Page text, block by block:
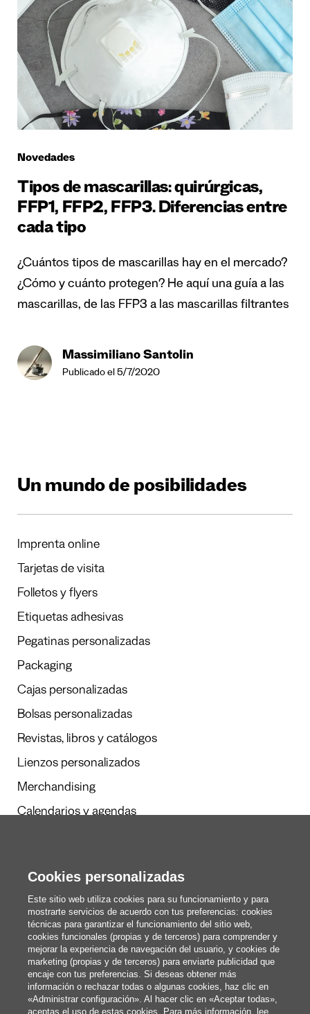
Novedades
Tipos de mascarillas: quirúrgicas,
FFP1, FFP2, FFP3. Diferencias entre
cada tipo
¿Cuántos tipos de mascarillas hay en el mercado?
¿Cómo y cuánto protegen? He aquí una guía a las
mascarillas, de las FFP3 a las mascarillas filtrantes
Massimiliano Santolin
Publicado el 5/7/2020
Un mundo de posibilidades
Imprenta online
Tarjetas de visita
Folletos y flyers
Etiquetas adhesivas
Pegatinas personalizadas
Packaging
Cajas personalizadas
Bolsas personalizadas
Revistas, libros y catálogos
Lienzos personalizados
Merchandising
Calendarios y agendas
Redacción
Estos somos nosotros
blog@pixartprinting.com
Cookies personalizadas
Este sitio web utiliza cookies para su funcionamiento y para
mostrarte servicios de acuerdo con tus preferencias: cookies
técnicas para garantizar el funcionamiento del sitio web,
cookies funcionales (propias y de terceros) para comprender y
mejorar la experiencia de navegación del usuario, y cookies de
marketing (propias y de terceros) para enviarte publicidad que
encaje con tus preferencias. Si deseas obtener más
información o rechazar todas o algunas cookies, haz clic en
«Administrar configuración». Al hacer clic en «Aceptar todas»,
aceptas el uso de estas cookies. Para más información, lee